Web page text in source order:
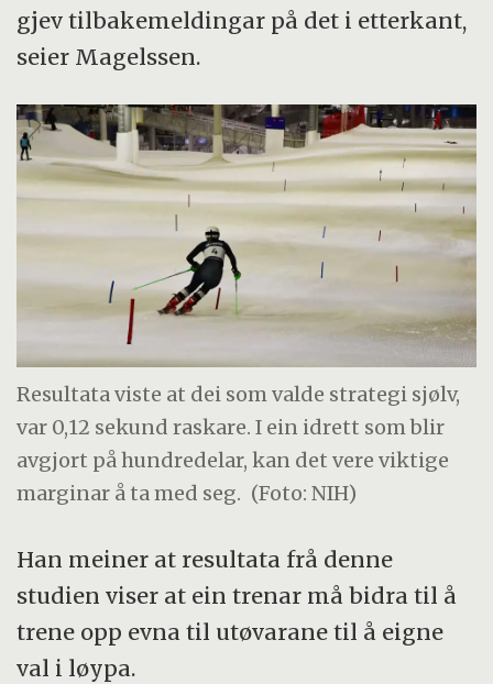
gjev tilbakemeldingar på det i etterkant,
seier Magelssen.
Resultata viste at dei som valde strategi sjølv,
var 0,12 sekund raskare. I ein idrett som blir
avgjort på hundredelar, kan det vere viktige
marginar å ta med seg. (Foto: NIH)
Han meiner at resultata frå denne
studien viser at ein trenar må bidra til å
trene opp evna til utøvarane til å eigne
val i løypa.